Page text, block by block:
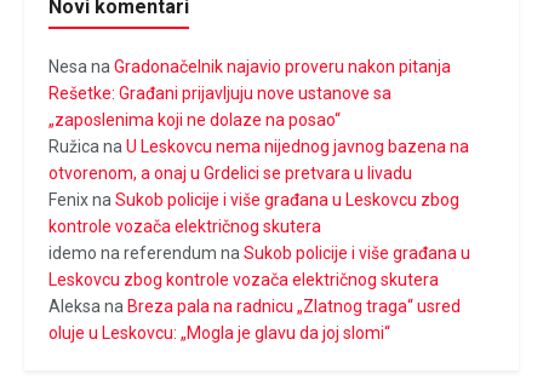
Novi komentari
Nesa na Gradonačelnik najavio proveru nakon pitanja
Rešetke: Građani prijavljuju nove ustanove sa
„zaposlenima koji ne dolaze na posao“
Ružica na U Leskovcu nema nijednog javnog bazena na
otvorenom, a onaj u Grdelici se pretvara u livadu
Fenixna Sukob policije i više građana u Leskovcu zbog
kontrole vozača električnog skutera
idemo na referendum na Sukob policije i više građana u
Leskovcu zbog kontrole vozača električnog skutera
Aleksa na Breza pala na radnicu „Zlatnog traga“ usred
oluje u Leskovcu: „Mogla je glavu da joj slomi“